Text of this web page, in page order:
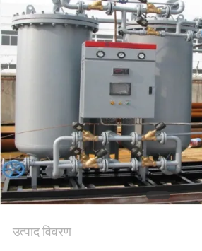
मामले
उद्धरण
मांगें
NEWS
साइटमैप
गोपनीयता
उत्पाद विवरण